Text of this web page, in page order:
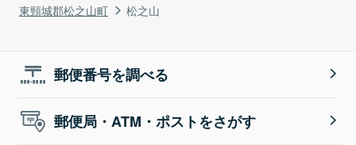
東頸城郡松之山町
松之山
郵便番号を調べる
郵便局・ATM・ポストをさがす